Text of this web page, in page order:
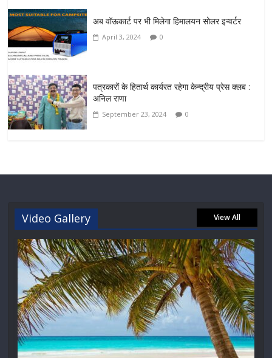
अब वॉऊकार्ट पर भी मिलेगा हिमालयन सोलर इन्वर्टर
April 3, 2024 0
पत्रकारों के हितार्थ कार्यरत रहेगा केन्द्रीय प्रेस क्लब :
अनिल राणा
September 23, 2024 0
Video Gallery View All